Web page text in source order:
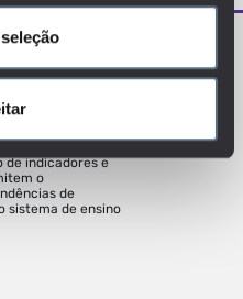
de indicadores e
o
de
sistema de ensino